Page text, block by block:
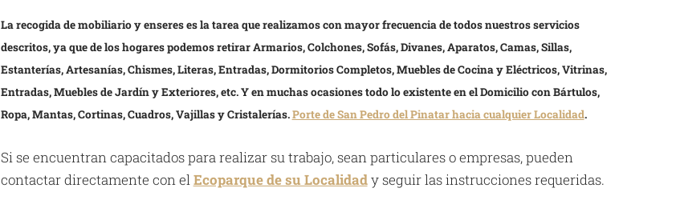
La recogida de mobiliario y enseres es la tarea que realizamos con mayor frecuencia de todos nuestros servicios
descritos, ya que de los hogares podemos retirar Armarios, Colchones, Sofás, Divanes, Aparatos, Camas, Sillas,
Estanterías, Artesanías, Chismes, Literas, Entradas, Dormitorios Completos, Muebles de Cocina y Eléctricos, Vitrinas,
Entradas, Muebles de Jardín y Exteriores, etc. Y en muchas ocasiones todo lo existente en el Domicilio con Bártulos,
Ropa, Mantas, Cortinas, Cuadros, Vajillas y Cristalerías.Porte de San Pedro del Pinatar hacia cualquier Localidad.
Si se encuentran capacitados para realizar su trabajo, sean particulares o empresas, pueden
contactar directamente con elEcoparque de su Localidady seguir las instrucciones requeridas.